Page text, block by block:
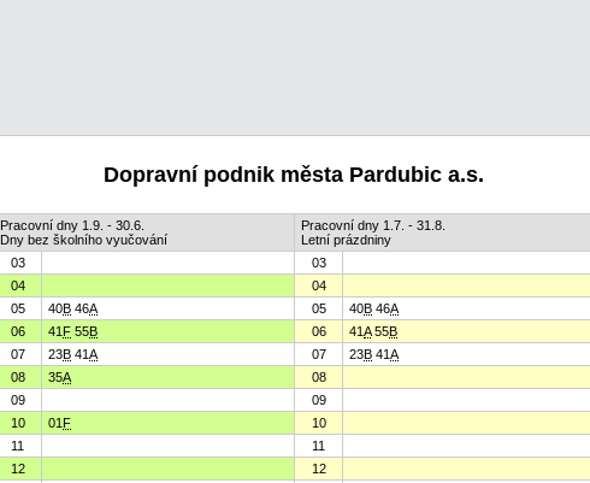
Dopravní podnik města Pardubic a.s.
Pracovní dny 1.9. - 30.6.
Dny bez školního vyučování
Pracovní dny 1.7. - 31.8.
Letní prázdniny
03 03
04 04
05 40B 46A 05 40B 46A
06 41F 55B 06 41A55B
07 23B 41A 07 23B 41A
08 35A 08
09 09
10 01F 10
11 11
12 12